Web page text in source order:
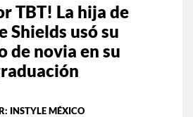
TBT! La hija de
Shields usó su
de novia en su
INSTYLE MÉXICO